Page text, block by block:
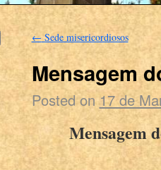
←Sede misericordiosos
Mensagem
Posted on 17 de
Mensagem